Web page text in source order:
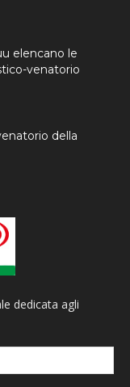
elencano le
venatorio
della
dedicata agli